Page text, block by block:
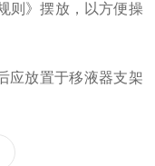
则》摆放，以方便操
放置于移液器支架